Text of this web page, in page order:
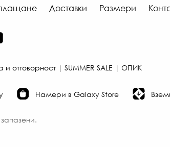
Доставки Размери
и отговорност| SUMMER SALE | ОПИК
Намери в Galaxy Store